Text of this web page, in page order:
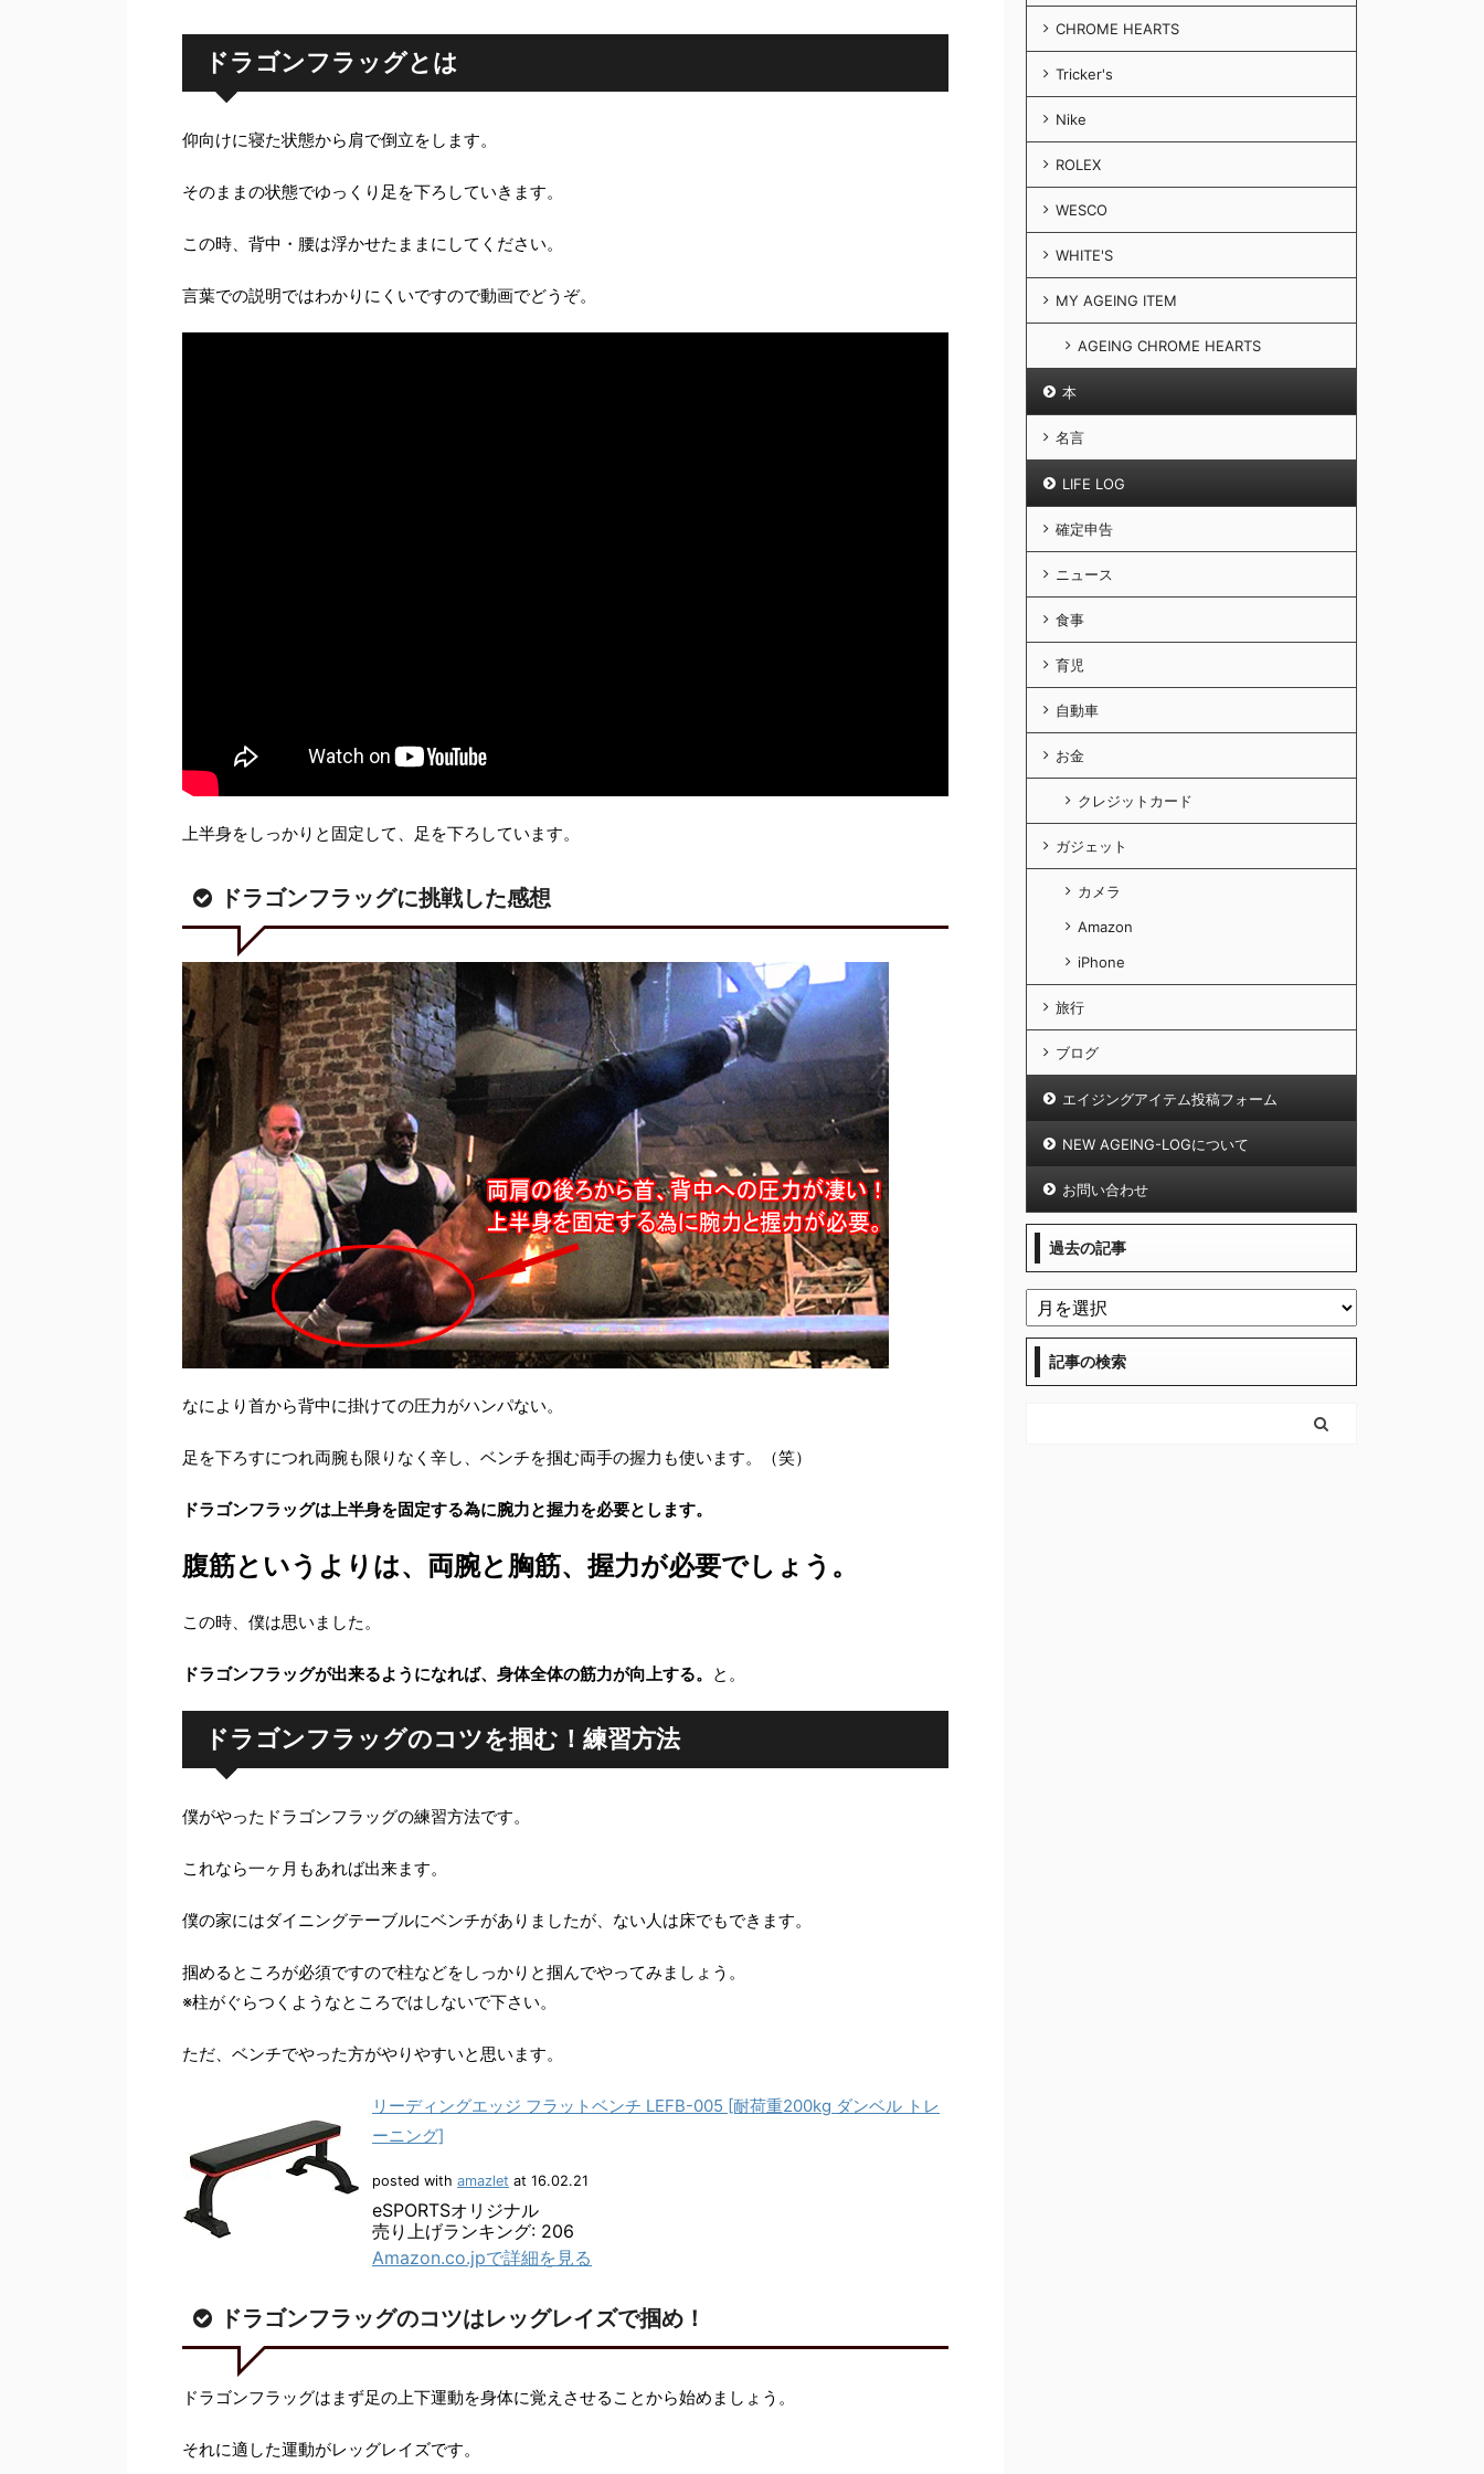
ドラゴンフラッグとは
仰向けに寝た状態から肩で倒立をします。
そのままの状態でゆっくり足を下ろしていきます。
この時、背中・腰は浮かせたままにしてください。
言葉での説明ではわかりにくいですので動画でどうぞ。
上半身をしっかりと固定して、足を下ろしています。
ドラゴンフラッグに挑戦した感想
なにより首から背中に掛けての圧力がハンパない。
足を下ろすにつれ両腕も限りなく辛し、ベンチを掴む両手の握力も使います。（笑）
ドラゴンフラッグは上半身を固定する為に腕力と握力を必要とします。
腹筋というよりは、両腕と胸筋、握力が必要でしょう。
この時、僕は思いました。
ドラゴンフラッグが出来るようになれば、身体全体の筋力が向上する。 と。
ドラゴンフラッグのコツを掴む！練習方法
僕がやったドラゴンフラッグの練習方法です。
これなら一ヶ月もあれば出来ます。
僕の家にはダイニングテーブルにベンチがありましたが、ない人は床でもできます。
掴めるところが必須ですので柱などをしっかりと掴んでやってみましょう。
※柱がぐらつくようなところではしないで下さい。
ただ、ベンチでやった方がやりやすいと思います。
リーディングエッジ フラットベンチ LEFB-005 [耐荷重200kg ダンベル トレ
ーニング]
posted with amazlet at 16.02.21
eSPORTSオリジナル
売り上げランキング: 206
Amazon.co.jpで詳細を見る
ドラゴンフラッグのコツはレッグレイズで掴め！
ドラゴンフラッグはまず足の上下運動を身体に覚えさせることから始めましょう。
それに適した運動がレッグレイズです。
CHROME HEARTS
Tricker's
Nike
ROLEX
WESCO
WHITE'S
MY AGEING ITEM
AGEING CHROME HEARTS
本
名言
LIFE LOG
確定申告
ニュース
食事
育児
自動車
お金
クレジットカード
ガジェット
カメラ
Amazon
iPhone
旅行
ブログ
エイジングアイテム投稿フォーム
NEW AGEING-LOGについて
お問い合わせ
過去の記事
記事の検索